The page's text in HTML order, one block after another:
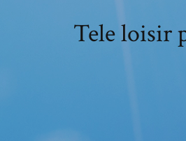
Tele loisir